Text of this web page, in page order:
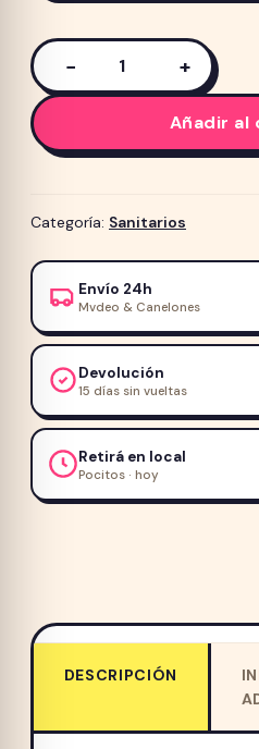
Sanitario
Aglomerante
Gattos
4lts
− +
Añadir al
Categoría: Sanitarios
Envío 24h
Mvdeo & Canelones
Devolución
15 días sin vueltas
Retirá en local
Pocitos · hoy
DESCRIPCIÓN